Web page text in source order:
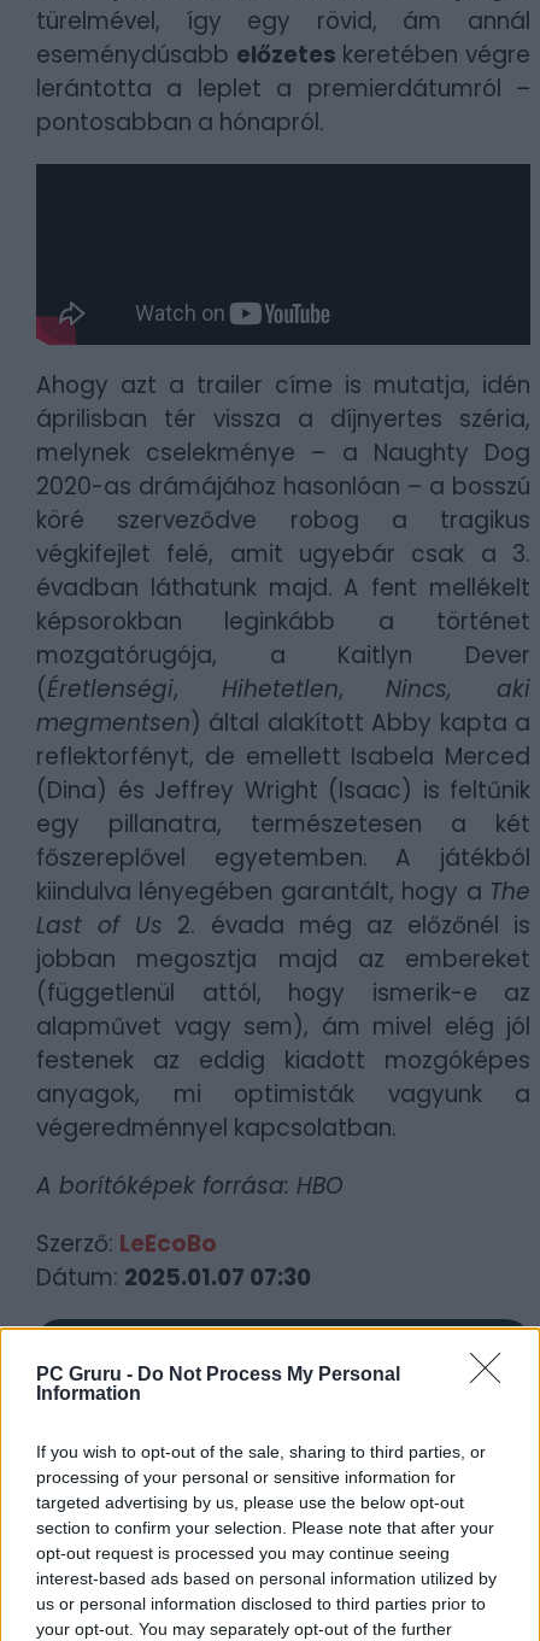
PC Gruru - Do Not Process My Personal
Information
If you wish to opt-out of the sale, sharing to third parties, or
processing of your personal or sensitive information for
targeted advertising by us, please use the below opt-out
section to confirm your selection. Please note that after your
opt-out request is processed you may continue seeing
interest-based ads based on personal information utilized by
us or personal information disclosed to third parties prior to
your opt-out. You may separately opt-out of the further
türelmével, így egy rövid, ám annál
eseménydúsabb előzetes keretében végre
lerántotta a leplet a premierdátumról –
pontosabban a hónapról.
Ahogy azt a trailer címe is mutatja, idén
áprilisban tér vissza a díjnyertes széria,
melynek cselekménye – a Naughty Dog
2020-as drámájához hasonlóan – a bosszú
köré szerveződve robog a tragikus
végkifejlet felé, amit ugyebár csak a 3.
évadban láthatunk majd. A fent mellékelt
képsorokban leginkább a történet
mozgatórugója, a Kaitlyn Dever
(Éretlenségi, Hihetetlen,Nincs, aki
megmentsen) által alakított Abby kapta a
reflektorfényt, de emellett Isabela Merced
(Dina) és Jeffrey Wright (Isaac) is feltűnik
egy pillanatra, természetesen a két
főszereplővel egyetemben. A játékból
kiindulva lényegében garantált, hogy a The
Last of Us 2. évada még az előzőnél is
jobban megosztja majd az embereket
(függetlenül attól, hogy ismerik-e az
alapművet vagy sem), ám mivel elég jól
festenek az eddig kiadott mozgóképes
anyagok, mi optimisták vagyunk a
végeredménnyel kapcsolatban.
A borítóképek forrása: HBO
Szerző: LeEcoBo
Dátum: 2025.01.07 07:30
Csapd be az AI-t! Állítsd be itt, hogy a PC
Guru tartalmairól véletlenül se maradj le
a Google-ben.
KAPCSOLÓDÓ HÍREK
Kevesebb epizóddal érkezik a The Last of
Us 2. évada
Az Abby-t játszó színésznő extra
védelmet kapott a The Last of Us 2. évad